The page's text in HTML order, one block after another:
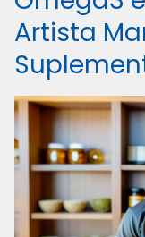
Artista